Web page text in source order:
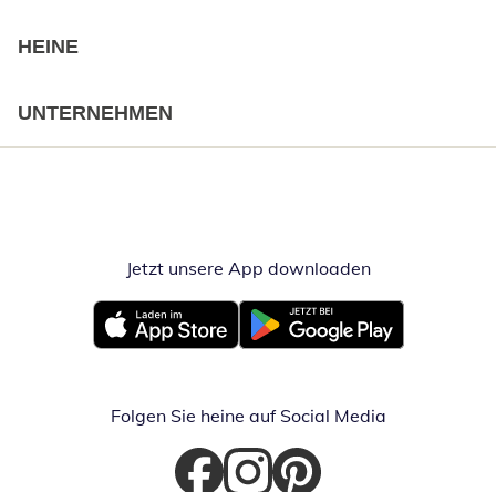
HEINE
UNTERNEHMEN
Jetzt unsere App downloadenÖffnet in
Öffnet in neuem FensterÖffnet in neuem Fenster
Folgen Sie heine auf Social Media